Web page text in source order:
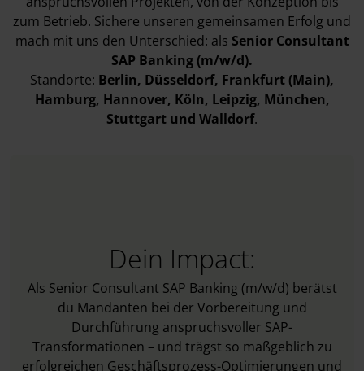
zum Betrieb. Sichere unseren gemeinsamen Erfolg und
mach mit uns den Unterschied: als Senior Consultant
SAP Banking (m/w/d).
Standorte: Berlin, Düsseldorf, Frankfurt (Main),
Hamburg, Hannover, Köln, Leipzig, München,
Stuttgart und Walldorf.
Dein Impact:
Als Senior Consultant SAP Banking (m/w/d) berätst
du Mandanten bei der Vorbereitung und
Durchführung anspruchsvoller SAP-
Transformationen – und trägst so maßgeblich zu
erfolgreichen Geschäftsprozess-Optimierungen und